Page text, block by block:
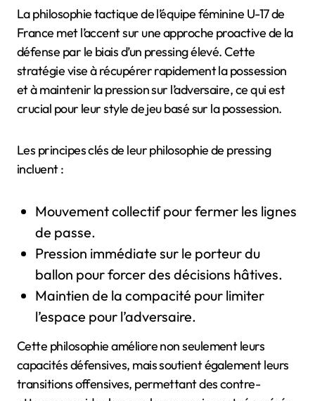
La philosophie tactique de l’équipe féminine U-17 de
France met l’accent sur une approche proactive de la
défense par le biais d’un pressing élevé. Cette
stratégie vise à récupérer rapidement la possession
et à maintenir la pression sur l’adversaire, ce qui est
crucial pour leur style de jeu basé sur la possession.
Les principes clés de leur philosophie de pressing
incluent :
Mouvement collectif pour fermer les lignes
de passe.
Pression immédiate sur le porteur du
ballon pour forcer des décisions hâtives.
Maintien de la compacité pour limiter
l’espace pour l’adversaire.
Cette philosophie améliore non seulement leurs
capacités défensives, mais soutient également leurs
transitions offensives, permettant des contre-